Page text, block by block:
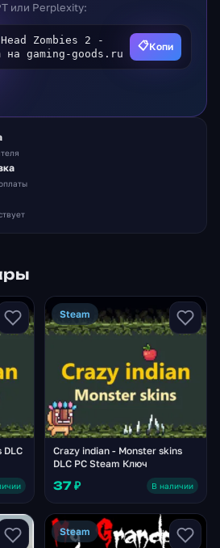
или Perplexity:
Zombies 2 -
на gaming-goods.ru
📋Копи
DLC
Steam
Crazy indian - Monster skins
DLC PC Steam Ключ
37 ₽ В наличии
Steam